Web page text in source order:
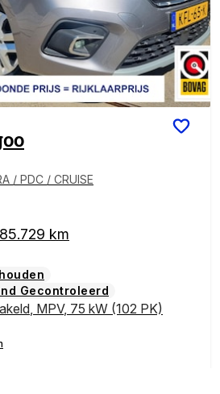
/ PDC / CRUISE
85.729 km
Gecontroleerd
, MPV, 75 kW (102 PK)